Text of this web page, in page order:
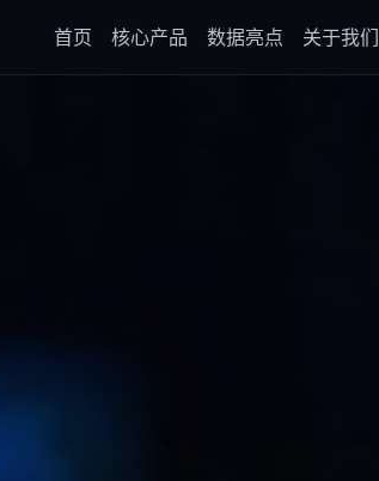
首页 核心产品 数据亮点 关于我们